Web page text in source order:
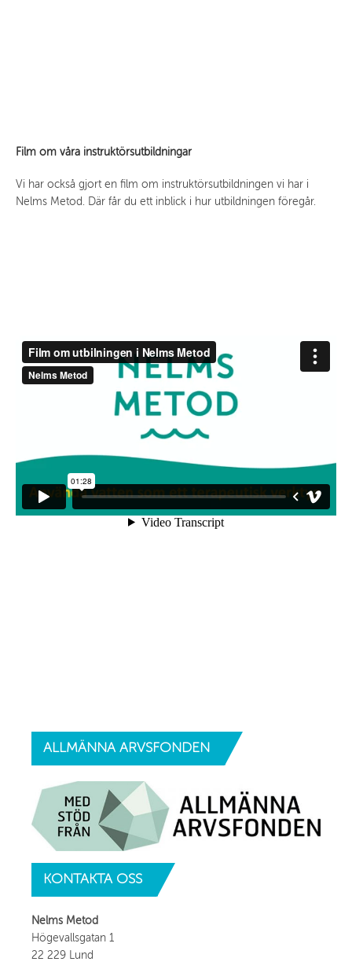
Film om våra instruktörsutbildningar
Vi har också gjort en film om instruktörsutbildningen vi har i
Nelms Metod. Där får du ett inblick i hur utbildningen föregår.
ALLMÄNNA ARVSFONDEN
KONTAKTAOSS
Nelms Metod
Högevallsgatan 1
22 229 Lund